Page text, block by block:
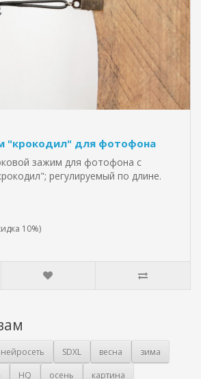
"крокодил" для фотофона
зажим для фотофона с
регулируемый по длине.
10%)
нейросеть SDXL весна
зима
HQ осень
картина